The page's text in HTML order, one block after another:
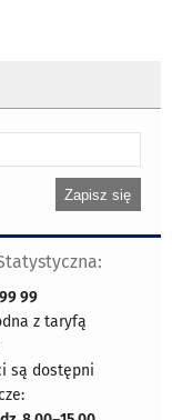
99
z taryfą
są dostępni